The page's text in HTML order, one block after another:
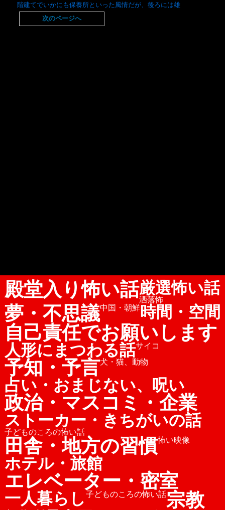
階建てでいかにも保養所といった風情だが、後ろには雄
次のページへ
殿堂入り怖い話厳選怖い話
洒落怖
夢・不思議中国・朝鮮時間・空間
自己責任でお願いします
人形にまつわる話サイコ
予知・予言犬・猫、動物
占い・おまじない、呪い
政治・マスコミ・企業
ストーカー・きちがいの話
子どものころの怖い話
田舎・地方の習慣怖い映像
ホテル・旅館
エレベーター・密室
一人暮らし 子どものころの怖い話宗教